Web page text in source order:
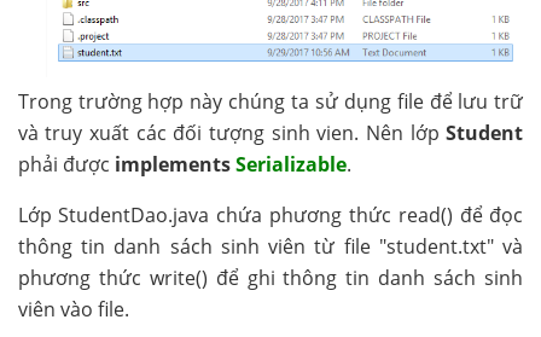
Trong trường hợp này chúng ta sử dụng file để lưu trữ
và truy xuất các đối tượng sinh vien. Nên lớpStudent
phải được implementsSerializable.
Lớp StudentDao.java chứa phương thức read() để đọc
thông tin danh sách sinh viên từ file "student.txt" và
phương thức write() để ghi thông tin danh sách sinh
viên vào file.